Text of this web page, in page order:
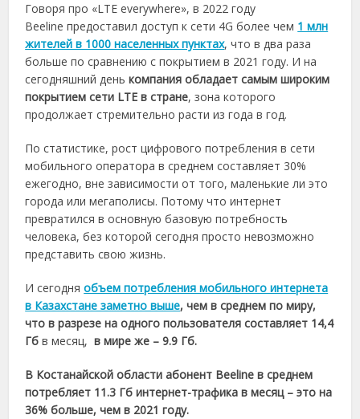
Говоря про «LTE everywhere», в 2022 году
Beeline предоставил доступ к сети 4G более чем 1 млн
жителей в 1000 населенных пунктах, что в два раза
больше по сравнению с покрытием в 2021 году. И на
сегодняшний денькомпания обладает самым широким
покрытием сети LTEв стране, зона которого
продолжает стремительно расти из года в год.
По статистике, рост цифрового потребления в сети
мобильного оператора в среднем составляет 30%
ежегодно, вне зависимости от того, маленькие ли это
города или мегаполисы. Потому что интернет
превратился в основную базовую потребность
человека, без которой сегодня просто невозможно
представить свою жизнь.
И сегодняобъем потребления мобильного интернета
в Казахстане заметно выше, чем в среднем по миру,
что в разрезе на одного пользователя составляет 14,4
Гбв месяц, в мире же –9.9 Гб.
В Костанайской области абонент Beeline в среднем
потребляет 11.3 Гб интернет-трафика в месяц – это на
36% больше, чем в 2021 году.